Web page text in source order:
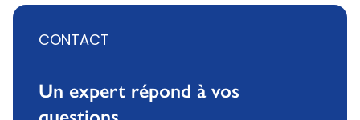
CONTACT
Un expert répond à vos